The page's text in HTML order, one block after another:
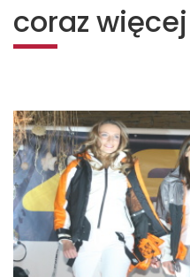
coraz więcej